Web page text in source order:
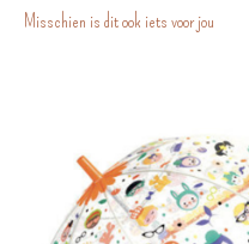
Misschien is dit ook iets voor jou